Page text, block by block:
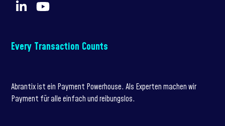
Every Transaction Counts
Abrantix ist ein Payment Powerhouse. Als Experten machen wir
Payment für alle einfach und reibungslos.